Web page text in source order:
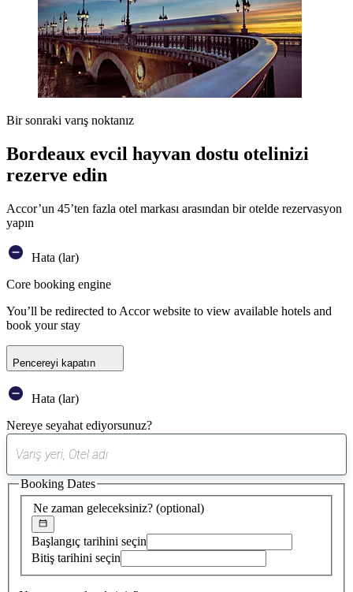
Bir sonraki varış noktanız
Bordeaux evcil hayvan dostu otelinizi
rezerve edin
Accor’un 45’ten fazla otel markası arasından bir otelde rezervasyon
yapın
Hata (lar)
Core booking engine
You’ll be redirected to Accor website to view available hotels and
book your stay
Pencereyi kapatın
Hata (lar)
Nereye seyahat ediyorsunuz?
öneri
bulundu
Ne zaman geleceksiniz? (optional)
Başlangıç tarihini seçin
Bitiş tarihini seçin
Booking Dates